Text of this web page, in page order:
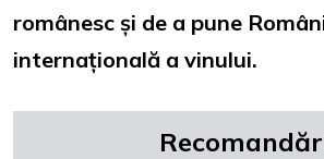
românesc și de a pune
internațională a vinului.